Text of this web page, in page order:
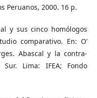
Peruanos, 2000. 16 p.
y sus cinco homólogos
comparativo. En: O’
Abascal y la contra-
Lima: IFEA; Fondo